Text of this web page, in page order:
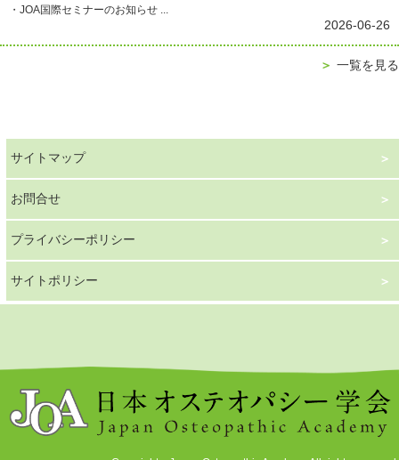
・JOA国際セミナーのお知らせ ...
2026-06-26
＞ 一覧を見る
サイトマップ
お問合せ
プライバシーポリシー
サイトポリシー